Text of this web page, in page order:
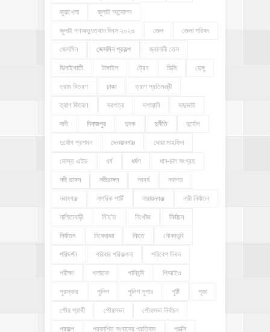
জুয়াখেলা জুলাই আন্দোলন
জুলাই গণঅভ্যুত্থান দিবস ২০২৬ জেল জেলা পরিষদ
জেসমিন জেসমিন প্রকল্প জ্বালানী তেল
ঝিনাইগাতী টাঙ্গাইল ট্রেন ডিসি ডেঙ্গু
ড্রাম বিতরণ ঢাকা ত্রাণ প্রতিমন্ত্রী
ত্রাণ বিতরণ দরপত্র দশআনি দাদুভাই
দাবী দিনাজপুর দুদক দুর্নীতি দুর্যোগ
দুর্যোগ প্রশমন দেওয়ানগঞ্জ দোয়া মাহফিল
দোস্ত এইড ধর্ম ধর্ষণ ধান-চাল সংগ্রহ
নদী ভাঙ্গন নদীভাঙ্গন নববর্ষ নবাগত
নবাবগঞ্জ নাগরিক পার্টি নারায়নগঞ্জ নারী নির্যাতন
নালিতাবাড়ী নি'হ'ত নিখোঁজ নির্বাচন
নির্যাতন নিষেধাজ্ঞা নিহত নৌকাডুবি
পরিদর্শন পরিবার পরিকল্পনা পরিবেশ দিবস
পরীক্ষা পলাতক পানিবন্দি পিআইও
পুরস্কার পুলিশ পুলিশ সুপার পুষ্টি পূজা
পৌর প্রার্থী পৌরসভা পৌরসভা নির্বাচন
প্রকল্প প্রকাশিত সংবাদের প্রতিবাদ প্রক্সি